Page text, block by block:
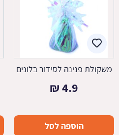
משקולת פנינה לסידור בלונים
4.9
₪
הוספה לסל